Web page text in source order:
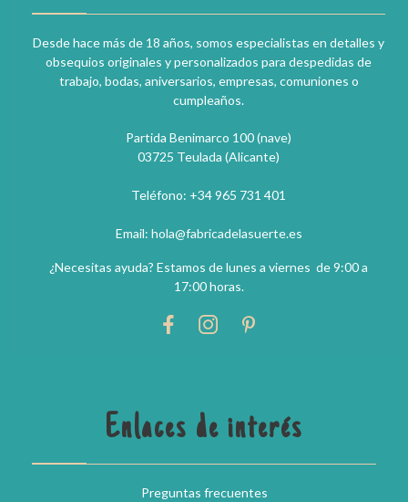
Desde hace más de 18 años, somos especialistas en detalles y
obsequios originales y personalizados para despedidas de
trabajo, bodas, aniversarios, empresas, comuniones o
cumpleaños.
Partida Benimarco 100 (nave)
03725 Teulada (Alicante)
Teléfono: +34 965 731 401
Email: hola@fabricadelasuerte.es
¿Necesitas ayuda? Estamos de lunes a viernes de 9:00 a
17:00 horas.
Enlaces de interés
Preguntas frecuentes